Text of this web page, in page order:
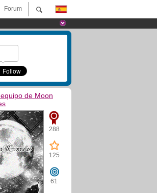
Forum
de Moon
288
125
61